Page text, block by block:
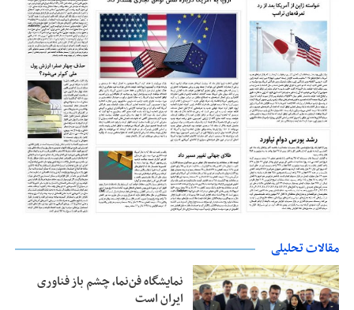
مقالات تحلیلی
نمایشگاه فن‌نما، چشم باز فناوری
ایران است